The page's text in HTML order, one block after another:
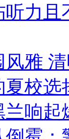
力
雅
校
响起